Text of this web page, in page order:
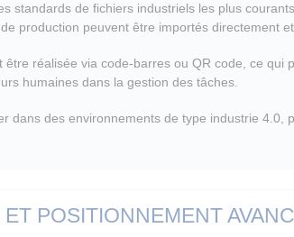
standards de fichiers industriels les plus
production peuvent être importés directement
être réalisée via code-barres ou QR code, ce
humaines dans la gestion des tâches.
dans des environnements de type industrie
POSITIONNEMENT